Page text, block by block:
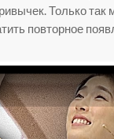
Только так
повторное